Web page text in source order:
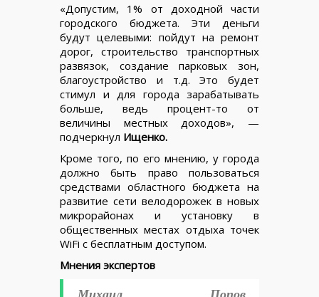
«Допустим, 1% от доходной части
городского бюджета. Эти деньги
будут целевыми: пойдут на ремонт
дорог, строительство транспортных
развязок, создание парковых зон,
благоустройство и т.д. Это будет
стимул и для города зарабатывать
больше, ведь процент-то от
величины местных доходов», —
подчеркнул Ищенко.
Кроме того, по его мнению, у города
должно быть право пользоваться
средствами областного бюджета на
развитие сети велодорожек в новых
микрорайонах и установку в
общественных местах отдыха точек
WiFi с бесплатным доступом.
Мнения экспертов
,